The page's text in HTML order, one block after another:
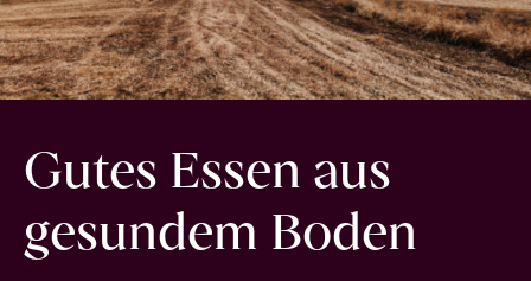
Gutes Essen aus
gesundem Boden